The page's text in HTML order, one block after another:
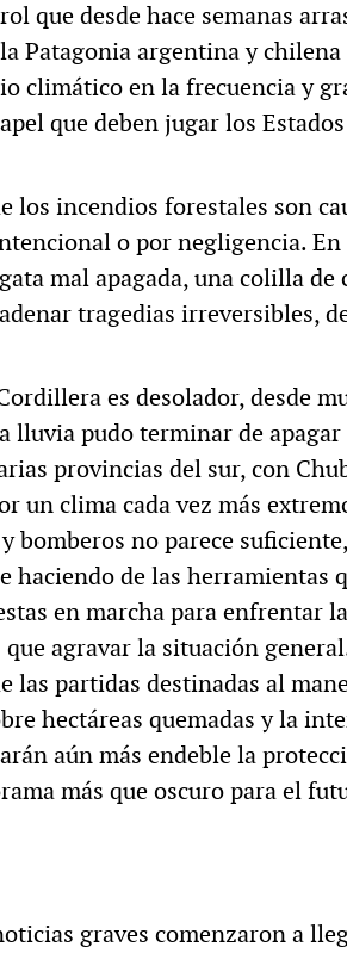
que desde hace semanas
Patagonia argentina y
climático en la frecuencia y
que deben jugar los
los incendios forestales son
o por negligencia.
mal apagada, una colilla
tragedias irreversibles,
es desolador, desde
lluvia pudo terminar de
provincias del sur, con
un clima cada vez más
bomberos no parece
haciendo de las herramientas
en marcha para enfrentar
agravar la situación
las partidas destinadas al
hectáreas quemadas y la
aún más endeble la
más que oscuro para el
graves comenzaron a